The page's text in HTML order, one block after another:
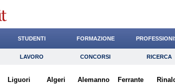
STUDENTI FORMAZIONE
Lavoro Concorsi Ricerca
Risparmio Diritto Economia
LAVORO CONCORSI RICERCA
Liguori Algeri Alemanno Ferrante